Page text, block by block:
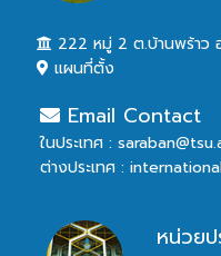
222 หมู่ 2 ต.บ้านพร้าว
แผนที่ตั้ง
Email Contact
ในประเทศ :
ต่างประเทศ :
หน่วยป